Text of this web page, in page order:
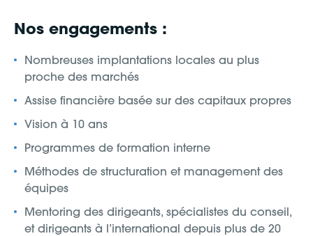
Nos engagements :
Nombreuses implantations locales au plus
proche des marchés
Assise financière basée sur des capitaux propres
Vision à 10 ans
Programmes de formation interne
Méthodes de structuration et management des
équipes
Mentoring des dirigeants, spécialistes du conseil,
et dirigeants à l’international depuis plus de 20